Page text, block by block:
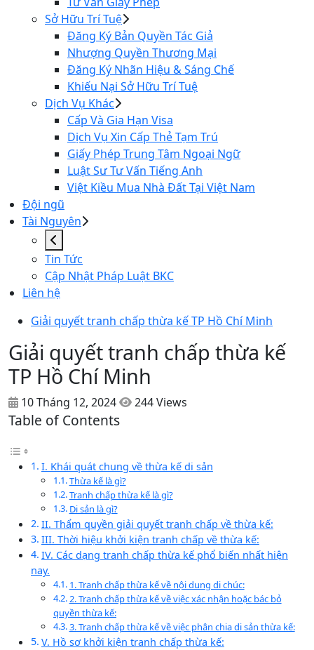
Sở Hữu Trí Tuệ
Đăng Ký Bản Quyền Tác Giả
Nhượng Quyền Thương Mại
Đăng Ký Nhãn Hiệu & Sáng Chế
Khiếu Nại Sở Hữu Trí Tuệ
Dịch Vụ Khác
Cấp Và Gia Hạn Visa
Dịch Vụ Xin Cấp Thẻ Tạm Trú
Giấy Phép Trung Tâm Ngoại Ngữ
Luật Sư Tư Vấn Tiếng Anh
Việt Kiều Mua Nhà Đất Tại Việt Nam
Đội ngũ
Tài Nguyên
Tin Tức
Cập Nhật Pháp Luật BKC
Liên hệ
Giải quyết tranh chấp thừa kế TP Hồ Chí Minh
Giải quyết tranh chấp thừa kế
TP Hồ Chí Minh
10 Tháng 12, 2024 244 Views
Table of Contents
I. Khái quát chung về thừa kế di sản
Thừa kế là gì?
Tranh chấp thừa kế là gì?
Di sản là gì?
II. Thẩm quyền giải quyết tranh chấp về thừa kế:
III. Thời hiệu khởi kiện tranh chấp về thừa kế:
IV. Các dạng tranh chấp thừa kế phổ biến nhất hiện
nay.
1. Tranh chấp thừa kế về nội dung di chúc:
2. Tranh chấp thừa kế về việc xác nhận hoặc bác bỏ
quyền thừa kế:
3. Tranh chấp thừa kế về việc phân chia di sản thừa kế:
V. Hồ sơ khởi kiện tranh chấp thừa kế: